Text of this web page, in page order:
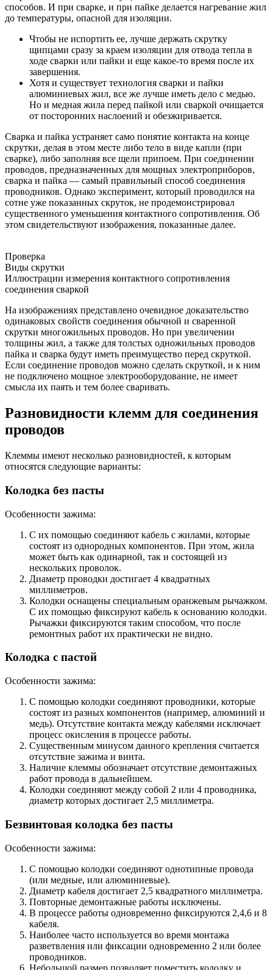
способов. И при сварке, и при пайке делается нагревание жил
до температуры, опасной для изоляции.
Чтобы не испортить ее, лучше держать скрутку
щипцами сразу за краем изоляции для отвода тепла в
ходе сварки или пайки и еще какое-то время после их
завершения.
Хотя и существует технология сварки и пайки
алюминиевых жил, все же лучше иметь дело с медью.
Но и медная жила перед пайкой или сваркой очищается
от посторонних наслоений и обезжиривается.
Сварка и пайка устраняет само понятие контакта на конце
скрутки, делая в этом месте либо тело в виде капли (при
сварке), либо заполняя все щели припоем. При соединении
проводов, предназначенных для мощных электроприборов,
сварка и пайка — самый правильный способ соединения
проводников. Однако эксперимент, который проводился на
сотне уже показанных скруток, не продемонстрировал
существенного уменьшения контактного сопротивления. Об
этом свидетельствуют изображения, показанные далее.
Проверка
Виды скрутки
Иллюстрации измерения контактного сопротивления
соединения сваркой
На изображениях представлено очевидное доказательство
одинаковых свойств соединения обычной и сваренной
скрутки многожильных проводов. Но при увеличении
толщины жил, а также для толстых одножильных проводов
пайка и сварка будут иметь преимущество перед скруткой.
Если соединение проводов можно сделать скруткой, и к ним
не подключено мощное электрооборудование, не имеет
смысла их паять и тем более сваривать.
Разновидности клемм для соединения
проводов
Клеммы имеют несколько разновидностей, к которым
относятся следующие варианты:
Колодка без пасты
Особенности зажима:
С их помощью соединяют кабель с жилами, которые
состоят из однородных компонентов. При этом, жила
может быть как одинарной, так и состоящей из
нескольких проволок.
Диаметр проводки достигает 4 квадратных
миллиметров.
Колодки оснащены специальным оранжевым рычажком.
С их помощью фиксируют кабель к основанию колодки.
Рычажки фиксируются таким способом, что после
ремонтных работ их практически не видно.
Колодка с пастой
Особенности зажима:
С помощью колодки соединяют проводники, которые
состоят из разных компонентов (например, алюминий и
медь). Отсутствие контакта между кабелями исключает
процесс окисления в процессе работы.
Существенным минусом данного крепления считается
отсутствие зажима и винта.
Наличие клеммы обозначает отсутствие демонтажных
работ провода в дальнейшем.
Колодки соединяют между собой 2 или 4 проводника,
диаметр которых достигает 2,5 миллиметра.
Безвинтовая колодка без пасты
Особенности зажима:
С помощью колодки соединяют однотипные провода
(или медные, или алюминиевые).
Диаметр кабеля достигает 2,5 квадратного миллиметра.
Повторные демонтажные работы исключены.
В процессе работы одновременно фиксируются 2,4,6 и 8
кабеля.
Наиболее часто используется во время монтажа
разветвления или фиксации одновременно 2 или более
проводников.
Небольшой размер позволяет поместить колодку и